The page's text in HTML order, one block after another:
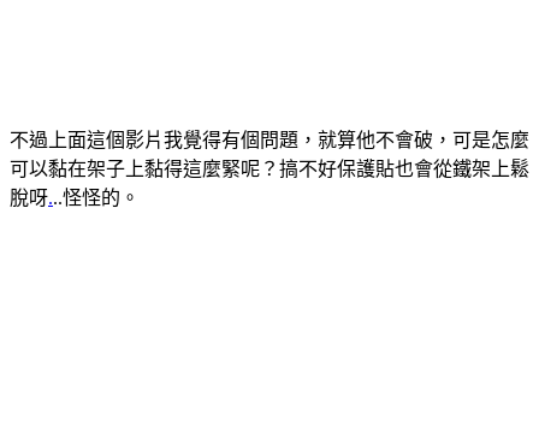
不過上面這個影片我覺得有個問題，就算他不會破，可是怎麼
可以黏在架子上黏得這麼緊呢？搞不好保護貼也會從鐵架上鬆
脫呀...怪怪的。